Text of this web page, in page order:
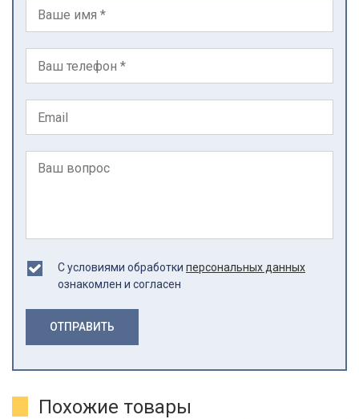
С условиями обработки персональных данных
ознакомлен и согласен
ОТПРАВИТЬ
Похожие товары